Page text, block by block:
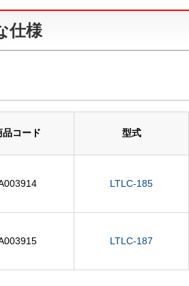
仕様
品コード 型式
LTLC-185
LTLC-187